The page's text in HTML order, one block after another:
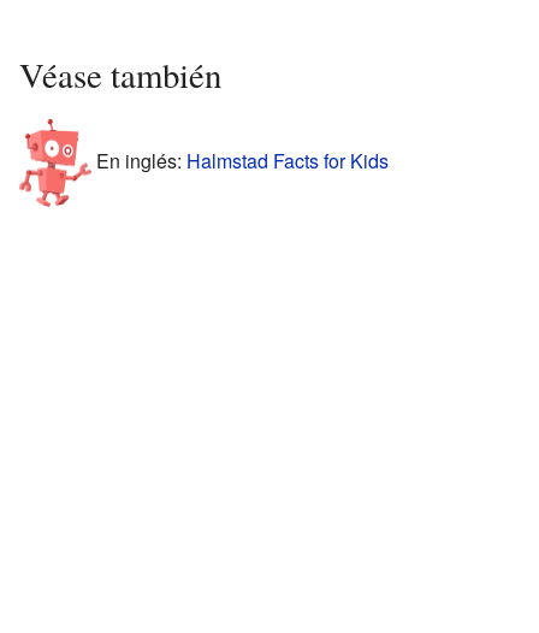
Véase también
En inglés: Halmstad Facts for Kids